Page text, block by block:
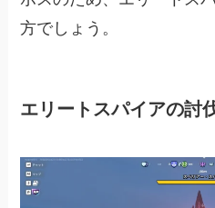
方でしょう。
エリートスパイアの討